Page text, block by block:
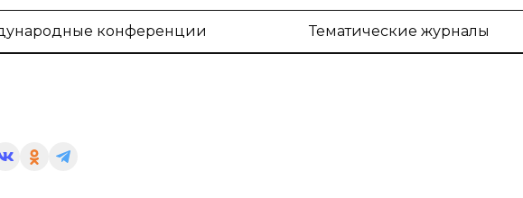
конференции Тематические журналы